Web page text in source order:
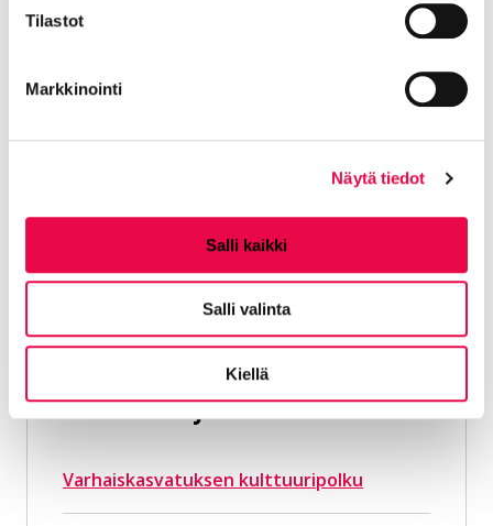
Tilastot
Markkinointi
Näytä tiedot
Salli kaikki
Salli valinta
Kiellä
Suunnitelmia
Varhaiskasvatussuunnitelman
Esiopetuksen
opetussuunnitelma
Tutustu myös näihin
Varhaiskasvatuksen kulttuuripolku